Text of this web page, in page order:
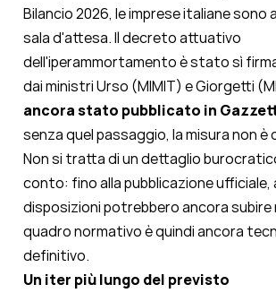
Bilancio 2026, le imprese italiane sono
sala d'attesa. Il decreto attuativo
dell'iperammortamento è stato sì
dai ministri Urso (MIMIT) e Giorgetti
ancora stato pubblicato in
senza quel passaggio, la misura non è
Non si tratta di un dettaglio
conto: fino alla pubblicazione ufficiale,
disposizioni potrebbero ancora subire
quadro normativo è quindi ancora
definitivo.
Un iter più lungo del previsto